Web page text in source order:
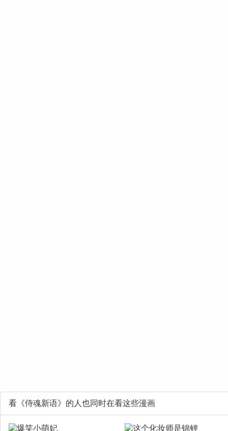
看《侍魂新语》的人也同时在看这些漫画